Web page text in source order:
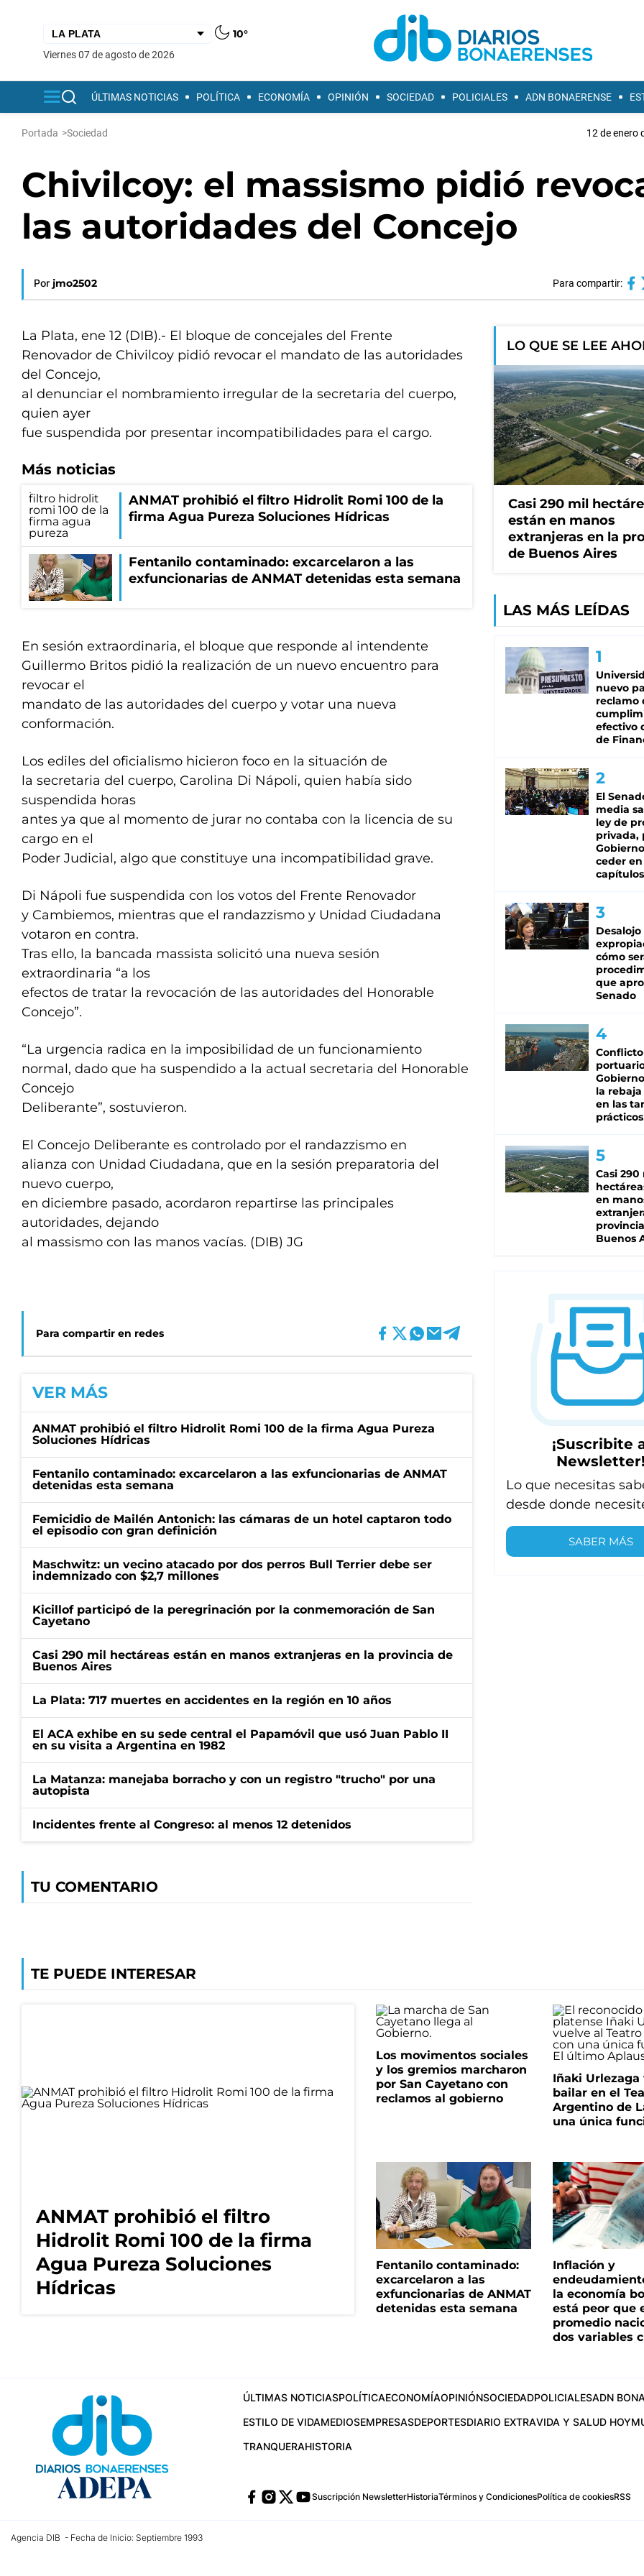
10°
viernes 07 de agosto de 2026
ÚLTIMAS NOTICIAS POLÍTICA ECONOMÍA OPINIÓN SOCIEDAD POLICIALES ADN BONAERENSE
Portada >Sociedad 12 de enero
Chivilcoy: el massismo pidió
las autoridades del Concejo
Por jmo2502 Para compartir:
La Plata, ene 12 (DIB).- El bloque de concejales del Frente
Renovador de Chivilcoy pidió revocar el mandato de las autoridades
del Concejo,
al denunciar el nombramiento irregular de la secretaria del cuerpo,
quien ayer
fue suspendida por presentar incompatibilidades para el cargo.
Más noticias
ANMAT prohibió el filtro Hidrolit Romi 100 de la
firma Agua Pureza Soluciones Hídricas
Fentanilo contaminado: excarcelaron a las
exfuncionarias de ANMAT detenidas esta semana
En sesión extraordinaria, el bloque que responde al intendente
Guillermo Britos pidió la realización de un nuevo encuentro para
revocar el
mandato de las autoridades del cuerpo y votar una nueva
conformación.
Los ediles del oficialismo hicieron foco en la situación de
la secretaria del cuerpo, Carolina Di Nápoli, quien había sido
suspendida horas
antes ya que al momento de jurar no contaba con la licencia de su
cargo en el
Poder Judicial, algo que constituye una incompatibilidad grave.
Di Nápoli fue suspendida con los votos del Frente Renovador
y Cambiemos, mientras que el randazzismo y Unidad Ciudadana
votaron en contra.
Tras ello, la bancada massista solicitó una nueva sesión
extraordinaria “a los
efectos de tratar la revocación de las autoridades del Honorable
Concejo”.
“La urgencia radica en la imposibilidad de un funcionamiento
normal, dado que ha suspendido a la actual secretaria del Honorable
Concejo
Deliberante”, sostuvieron.
El Concejo Deliberante es controlado por el randazzismo en
alianza con Unidad Ciudadana, que en la sesión preparatoria del
nuevo cuerpo,
en diciembre pasado, acordaron repartirse las principales
autoridades, dejando
al massismo con las manos vacías. (DIB) JG
Para compartir en redes
VER MÁS
ANMAT prohibió el filtro Hidrolit Romi 100 de la firma Agua Pureza
Soluciones Hídricas
Fentanilo contaminado: excarcelaron a las exfuncionarias de ANMAT
detenidas esta semana
Femicidio de Mailén Antonich: las cámaras de un hotel captaron todo
el episodio con gran definición
Maschwitz: un vecino atacado por dos perros Bull Terrier debe ser
indemnizado con $2,7 millones
Kicillof participó de la peregrinación por la conmemoración de San
Cayetano
Casi 290 mil hectáreas están en manos extranjeras en la provincia de
Buenos Aires
La Plata: 717 muertes en accidentes en la región en 10 años
El ACA exhibe en su sede central el Papamóvil que usó Juan Pablo II
en su visita a Argentina en 1982
La Matanza: manejaba borracho y con un registro "trucho" por una
autopista
Incidentes frente al Congreso: al menos 12 detenidos
TU COMENTARIO
LO QUE SE LEE
Casi 290 mil
están en manos
extranjeras en la
de Buenos Aires
LAS MÁS LEÍDAS
nuevo
reclamo
efectivo
de
El
media
ley de
privada,
ceder
capítulos
cómo
que
Senado
Conflicto
la rebaja
en las
prácticos
Casi 290
en
Buenos
¡Suscribite
Newsletter!
Lo que necesitas
desde donde
SABER MÁS
TE PUEDE INTERESAR
ANMAT prohibió el filtro
Hidrolit Romi 100 de la firma
Agua Pureza Soluciones
Hídricas
Los movimentos sociales
y los gremios marcharon
por San Cayetano con
reclamos al gobierno
Iñaki Urlezaga
bailar en el
Argentino de
una única
Fentanilo contaminado:
excarcelaron a las
exfuncionarias de ANMAT
detenidas esta semana
Inflación y
la economía
está peor que
promedio
dos variables
ÚLTIMAS NOTICIASPOLÍTICAECONOMÍAOPINIÓNSOCIEDADPOLICIALESADN
ESTILO DE VIDAMEDIOSEMPRESASDEPORTESDIARIO EXTRAVIDA Y SALUD HOY
TRANQUERAHISTORIA
Suscripción NewsletterHistoriaTérminos y CondicionesPolítica de cookiesRSS
Agencia DIB - Fecha de Inicio: Septiembre 1993